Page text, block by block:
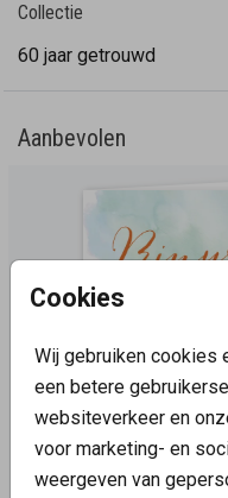
Cookies
Wij gebruiken cookies
een betere
websiteverkeer en
voor marketing- en
weergeven van
Collectie
60 jaar getrouwd
Aanbevolen